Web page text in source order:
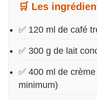
🛒 Les
✅ 120 ml de café
✅ 300 g de lait
✅ 400 ml de
minimum)